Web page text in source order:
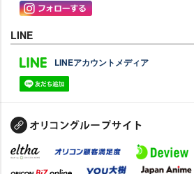
LINE
LINEアカウントメディア